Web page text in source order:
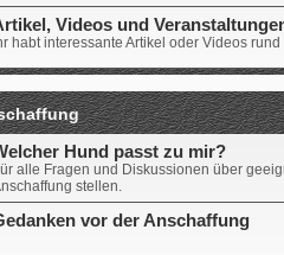
Videos und
habt interessante Artikel oder Videos
Hund passt zu mir?
alle Fragen und Diskussionen über
stellen.
vor der Anschaffung